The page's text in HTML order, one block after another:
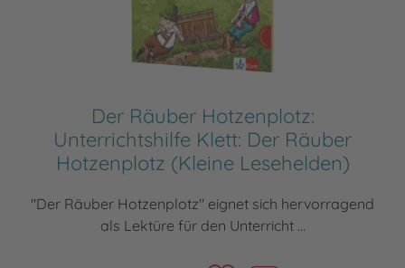
Der Räuber Hotzenplotz:
Unterrichtshilfe Klett: Der Räuber
Hotzenplotz (Kleine Lesehelden)
"Der Räuber Hotzenplotz" eignet sich hervorragend
als Lektüre für den Unterricht ...